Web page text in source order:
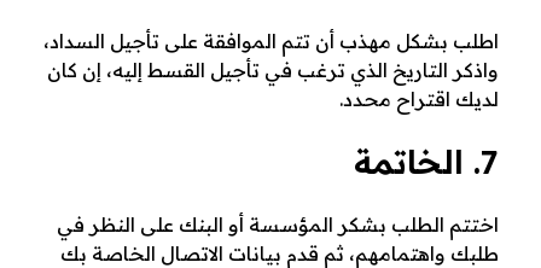
اطلب بشكل مهذب أن تتم الموافقة على تأجيل السداد،
واذكر التاريخ الذي ترغب في تأجيل القسط إليه، إن كان
لديك اقتراح محدد.
7. الخاتمة
اختتم الطلب بشكر المؤسسة أو البنك على النظر في
طلبك واهتمامهم، ثم قدم بيانات الاتصال الخاصة بك